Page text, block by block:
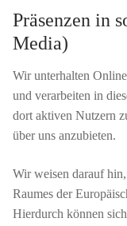
Präsenzen in
Media)
Wir unterhalten
und verarbeiten in
dort aktiven Nutzern
über uns anzubieten.
Wir weisen darauf
Raumes der
Hierdurch können